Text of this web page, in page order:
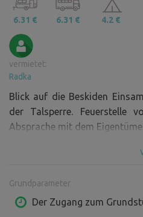
6.31 € 6.31 € 4.2 €
vermietet:
Radka
Blick auf die Beskiden
der Talsperre. Feuerstelle
Absprache mit dem
Grundparameter
Der Zugang zum